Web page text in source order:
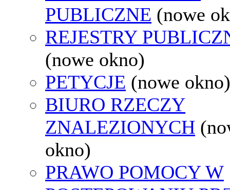
PUBLICZNE (nowe
REJESTRY
(nowe okno)
PETYCJE (nowe okno)
BIURO RZECZY
ZNALEZIONYCH
okno)
PRAWO POMOCY W